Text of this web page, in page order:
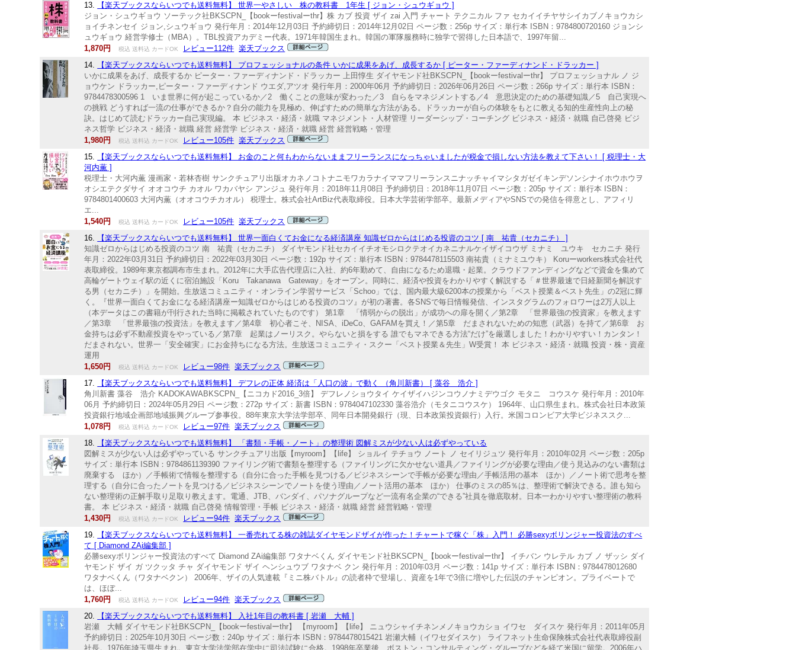
13.
【楽天ブックスならいつでも送料無料】 世界一やさしい 株の教科書 1年生 [ ジョン・シュウギョウ ]
ジョン・シュウギョウ ソーテック社BKSCPN_【bookーfestivalーthr】株 カブ 投資 ザイ zai 入門 チャート テクニカル ファ セカイイチヤサシイカブノキョウカシ
ョイチネンセイ ジョン,シュウギョウ 発行年月：2014年12月03日 予約締切日：2014年12月02日 ページ数：256p サイズ：単行本 ISBN：9784800720160 ジョンシ
ュウギョウ 経営学修士（MBA）。TBL投資アカデミー代表。1971年韓国生まれ。韓国の軍隊服務時に独学で習得した日本語で、1997年留...
1,870円
税込 送料込 カードOK レビュー112件 楽天ブックス
14.
【楽天ブックスならいつでも送料無料】 プロフェッショナルの条件 いかに成果をあげ、成長するか [ ピーター・ファーディナンド・ドラッカー ]
いかに成果をあげ、成長するか ピーター・ファーディナンド・ドラッカー 上田惇生 ダイヤモンド社BKSCPN_【bookーfestivalーthr】 プロフェッショナル ノ ジ
ョウケン ドラッカー,ピーター・ファーディナンド ウエダ,アツオ 発行年月：2000年06月 予約締切日：2026年06月26日 ページ数：266p サイズ：単行本 ISBN：
9784478300596 1 いま世界に何が起こっているか／2 働くことの意味が変わった／3 自らをマネジメントする／4 意思決定のための基礎知識／5 自己実現へ
の挑戦 どうすれば一流の仕事ができるか？自分の能力を見極め、伸ばすための簡単な方法がある。ドラッカーが自らの体験をもとに教える知的生産性向上の秘
訣。はじめて読むドラッカー自己実現編。 本 ビジネス・経済・就職 マネジメント・人材管理 リーダーシップ・コーチング ビジネス・経済・就職 自己啓発 ビジ
ネス哲学 ビジネス・経済・就職 経営 経営学 ビジネス・経済・就職 経営 経営戦略・管理
1,980円
税込 送料込 カードOK レビュー105件 楽天ブックス
15.
【楽天ブックスならいつでも送料無料】 お金のこと何もわからないままフリーランスになっちゃいましたが税金で損しない方法を教えて下さい！ [ 税理士・大
河内薫 ]
税理士・大河内薫 漫画家・若林杏樹 サンクチュアリ出版オカネノコトナニモワカラナイママフリーランスニナッチャイマシタガゼイキンデソンシナイホウホウヲ
オシエテクダサイ オオコウチ カオル ワカバヤシ アンジュ 発行年月：2018年11月08日 予約締切日：2018年11月07日 ページ数：205p サイズ：単行本 ISBN：
9784801400603 大河内薫（オオコウチカオル） 税理士。株式会社ArtBiz代表取締役。日本大学芸術学部卒。最新メディアやSNSでの発信を得意とし、アフィリ
エ...
1,540円
税込 送料込 カードOK レビュー105件 楽天ブックス
16.
【楽天ブックスならいつでも送料無料】 世界一面白くてお金になる経済講座 知識ゼロからはじめる投資のコツ [ 南 祐貴（セカニチ） ]
知識ゼロからはじめる投資のコツ 南 祐貴（セカニチ） ダイヤモンド社セカイイチオモシロクテオイカネニナルケイザイコウザ ミナミ ユウキ セカニチ 発行
年月：2022年03月31日 予約締切日：2022年03月30日 ページ数：192p サイズ：単行本 ISBN：9784478115503 南祐貴（ミナミユウキ） Koruーworkers株式会社代
表取締役。1989年東京都調布市生まれ。2012年に大手広告代理店に入社、約6年勤めて、自由になるため退職・起業。クラウドファンディングなどで資金を集めて
高輪ゲートウェイ駅の近くに宿泊施設「Koru Takanawa Gateway」をオープン。同時に、経済や投資をわかりやすく解説する「＃世界最速で日経新聞を解説す
る男（セカニチ）」を開始。生放送コミュニティ・オンライン学習サービス「Schoo」では、国内最大級6200本の授業から「ベスト授業＆ベスト先生」の2冠に輝
く。『世界一面白くてお金になる経済講座ー知識ゼロからはじめる投資のコツ』が初の著書。各SNSで毎日情報発信、インスタグラムのフォロワーは2万人以上
（本データはこの書籍が刊行された当時に掲載されていたものです） 第1章 「情弱からの脱出」が成功への扉を開く／第2章 「世界最強の投資家」を教えます
／第3章 「世界最強の投資法」を教えます／第4章 初心者こそ、NISA、iDeCo、GAFAMを買え！／第5章 だまされないための知恵（武器）を持て／第6章 お
金持ちは必ず不動産投資をやっている／第7章 起業はノーリスク。やらないと損をする 誰でもマネできる方法“だけ”を厳選しました！わかりやすい！カンタン！
だまされない。世界一「安全確実」にお金持ちになる方法。生放送コミュニティ・スクー「ベスト授業＆先生」W受賞！ 本 ビジネス・経済・就職 投資・株・資産
運用
1,650円
税込 送料込 カードOK レビュー98件 楽天ブックス
17.
【楽天ブックスならいつでも送料無料】 デフレの正体 経済は「人口の波」で動く （角川新書） [ 藻谷 浩介 ]
角川新書 藻谷 浩介 KADOKAWABKSCPN_【ニコカド2016_3倍】 デフレノショウタイ ケイザイハジンコウノナミデウゴク モタニ コウスケ 発行年月：2010年
06月 予約締切日：2024年05月29日 ページ数：272p サイズ：新書 ISBN：9784047102330 藻谷浩介（モタニコウスケ） 1964年、山口県生まれ。株式会社日本政策
投資銀行地域企画部地域振興グループ参事役。88年東京大学法学部卒、同年日本開発銀行（現、日本政策投資銀行）入行。米国コロンビア大学ビジネススク...
1,078円
税込 送料込 カードOK レビュー97件 楽天ブックス
18.
【楽天ブックスならいつでも送料無料】 「書類・手帳・ノート」の整理術 図解ミスが少ない人は必ずやっている
図解ミスが少ない人は必ずやっている サンクチュアリ出版【myroom】【life】 ショルイ テチョウ ノート ノ セイリジュツ 発行年月：2010年02月 ページ数：205p
サイズ：単行本 ISBN：9784861139390 ファイリング術で書類を整理する（ファイリングに欠かせない道具／ファイリングが必要な理由／使う見込みのない書類は
廃棄する ほか）／手帳術で情報を整理する（自分に合った手帳を見つける／ビジネスシーンで手帳が必要な理由／手帳活用の基本 ほか）／ノート術で思考を整
理する（自分に合ったノートを見つける／ビジネスシーンでノートを使う理由／ノート活用の基本 ほか） 仕事のミスの85％は、整理術で解決できる。誰も知ら
ない整理術の正解手取り足取り教えます。電通、JTB、バンダイ、パソナグループなど一流有名企業の“できる”社員を徹底取材。日本一わかりやすい整理術の教科
書。 本 ビジネス・経済・就職 自己啓発 情報管理・手帳 ビジネス・経済・就職 経営 経営戦略・管理
1,430円
税込 送料込 カードOK レビュー94件 楽天ブックス
19.
【楽天ブックスならいつでも送料無料】 一番売れてる株の雑誌ダイヤモンドザイが作った！チャートで稼ぐ「株」入門！ 必勝sexyボリンジャー投資法のすべ
て [ Diamond ZAi編集部 ]
必勝sexyボリンジャー投資法のすべて Diamond ZAi編集部 ワタナベくん ダイヤモンド社BKSCPN_【bookーfestivalーthr】 イチバン ウレテル カブ ノ ザッシ ダイ
ヤモンド ザイ ガ ツクッタ チャ ダイヤモンド ザイ ヘンシュウブ ワタナベ クン 発行年月：2010年03月 ページ数：141p サイズ：単行本 ISBN：9784478012680
ワタナベくん（ワタナベクン） 2006年、ザイの人気連載『ミニ株バトル』の読者枠で登場し、資産を1年で3倍に増やした伝説のチャンピオン。プライベートで
は、ほぼ...
1,760円
税込 送料込 カードOK レビュー94件 楽天ブックス
20.
【楽天ブックスならいつでも送料無料】 入社1年目の教科書 [ 岩瀬 大輔 ]
岩瀬 大輔 ダイヤモンド社BKSCPN_【bookーfestivalーthr】 【myroom】【life】 ニュウシャイチネンメノキョウカショ イワセ ダイスケ 発行年月：2011年05月
予約締切日：2025年10月30日 ページ数：240p サイズ：単行本 ISBN：9784478015421 岩瀬大輔（イワセダイスケ） ライフネット生命保険株式会社代表取締役副
社長。1976年埼玉県生まれ。東京大学法学部在学中に司法試験に合格。1998年卒業後、ボストン・コンサルティング・グループなどを経て米国に留学。2006年ハ